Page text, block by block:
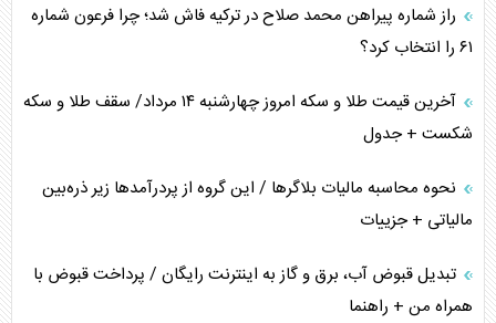
خطای راهبردی ترامپ مقابل برزیل
راز شماره پیراهن محمد صلاح در ترکیه فاش شد؛ چرا فرعون شماره
۶۱ را انتخاب کرد؟
آخرین قیمت طلا و سکه امروز چهارشنبه ۱۴ مرداد/ سقف طلا و سکه
شکست + جدول
نحوه محاسبه مالیات بلاگر‌ها / این گروه از پردرآمد‌ها زیر ذره‌بین
مالیاتی + جزییات
تبدیل قبوض آب، برق و گاز به اینترنت رایگان / پرداخت قبوض با
همراه من + راهنما